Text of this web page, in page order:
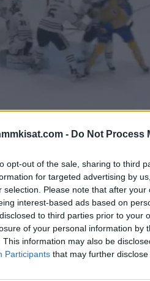
- Do Not Process
opt-out of the sale, sharing to third
for targeted advertising by
selection. Please note that after
interest-based ads based on
to third parties prior to your
of your personal information by
This information may also be
Participants that may further
Louis Bluesille viime yönä.
Alex Stalock teki